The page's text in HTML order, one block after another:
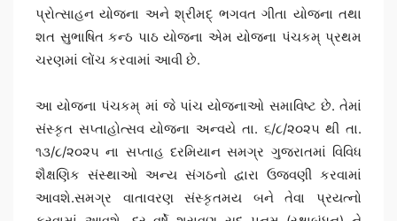
પ્રોત્સાહન યોજના અને શ્રીમદ્ ભગવત ગીતા યોજના તથા
શત સુભાષિત કન્ઠ પાઠ યોજના એમ યોજના પંચકમ્ પ્રથમ
ચરણમાં લોંચ કરવામાં આવી છે.
આ યોજના પંચકમ્ માં જે પાંચ યોજનાઓ સમાવિષ્ટ છે. તેમાં
સંસ્કૃત સપ્તાહોત્સવ યોજના અન્વયે તા. ૬/૮/૨૦૨૫ થી તા.
૧૩/૮/૨૦૨૫ ના સપ્તાહ દરમિયાન સમગ્ર ગુજરાતમાં વિવિધ
શૈક્ષણિક સંસ્થાઓ અન્ય સંગઠનો દ્વારા ઉજવણી કરવામાં
આવશે.સમગ્ર વાતાવરણ સંસ્કૃતમય બને તેવા પ્રયત્નો